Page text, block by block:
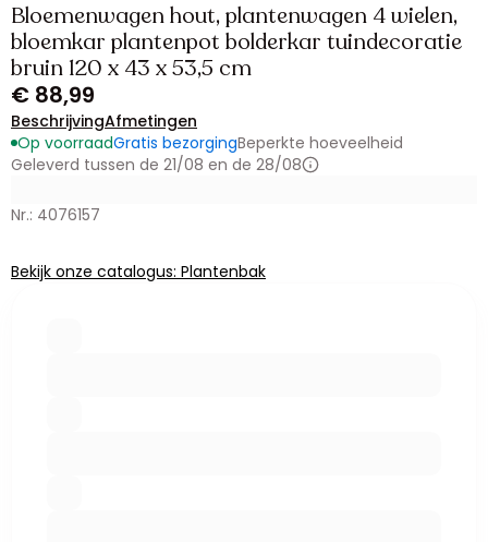
Bloemenwagen hout, plantenwagen 4 wielen,
bloemkar plantenpot bolderkar tuindecoratie
bruin 120 x 43 x 53,5 cm
€ 88,99
BeschrijvingAfmetingen
Op voorraadGratis bezorgingBeperkte hoeveelheid
Geleverd tussen de 21/08 en de 28/08
Nr.: 4076157
Bekijk onze catalogus: Plantenbak